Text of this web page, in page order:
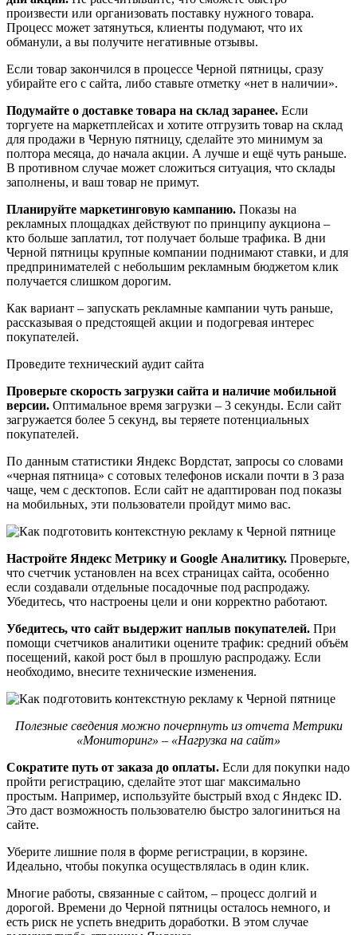
произвести или организовать поставку нужного товара.
Процесс может затянуться, клиенты подумают, что их
обманули, а вы получите негативные отзывы.
Если товар закончился в процессе Черной пятницы, сразу
убирайте его с сайта, либо ставьте отметку «нет в наличии».
Подумайте о доставке товара на склад заранее. Если
торгуете на маркетплейсах и хотите отгрузить товар на склад
для продажи в Черную пятницу, сделайте это минимум за
полтора месяца, до начала акции. А лучше и ещё чуть раньше.
В противном случае может сложиться ситуация, что склады
заполнены, и ваш товар не примут.
Планируйте маркетинговую кампанию. Показы на
рекламных площадках действуют по принципу аукциона –
кто больше заплатил, тот получает больше трафика. В дни
Черной пятницы крупные компании поднимают ставки, и для
предпринимателей с небольшим рекламным бюджетом клик
получается слишком дорогим.
Как вариант – запускать рекламные кампании чуть раньше,
рассказывая о предстоящей акции и подогревая интерес
покупателей.
Проведите технический аудит сайта
Проверьте скорость загрузки сайта и наличие мобильной
версии. Оптимальное время загрузки – 3 секунды. Если сайт
загружается более 5 секунд, вы теряете потенциальных
покупателей.
По данным статистики Яндекс Вордстат, запросы со словами
«черная пятница» с сотовых телефонов искали почти в 3 раза
чаще, чем с десктопов. Если сайт не адаптирован под показы
на мобильных, эти пользователи пройдут мимо вас.
Настройте Яндекс Метрику и Google Аналитику. Проверьте,
что счетчик установлен на всех страницах сайта, особенно
если создавали отдельные посадочные под распродажу.
Убедитесь, что настроены цели и они корректно работают.
Убедитесь, что сайт выдержит наплыв покупателей. При
помощи счетчиков аналитики оцените трафик: средний объём
посещений, какой рост был в прошлую распродажу. Если
необходимо, внесите технические изменения.
Полезные сведения можно почерпнуть из отчета Метрики
«Мониторинг» – «Нагрузка на сайт»
Сократите путь от заказа до оплаты. Если для покупки надо
пройти регистрацию, сделайте этот шаг максимально
простым. Например, используйте быстрый вход с Яндекс ID.
Это даст возможность пользователю быстро залогиниться на
сайте.
Уберите лишние поля в форме регистрации, в корзине.
Идеально, чтобы покупка осуществлялась в один клик.
Многие работы, связанные с сайтом, – процесс долгий и
дорогой. Времени до Черной пятницы осталось немного, и
есть риск не успеть внедрить доработки. В этом случае